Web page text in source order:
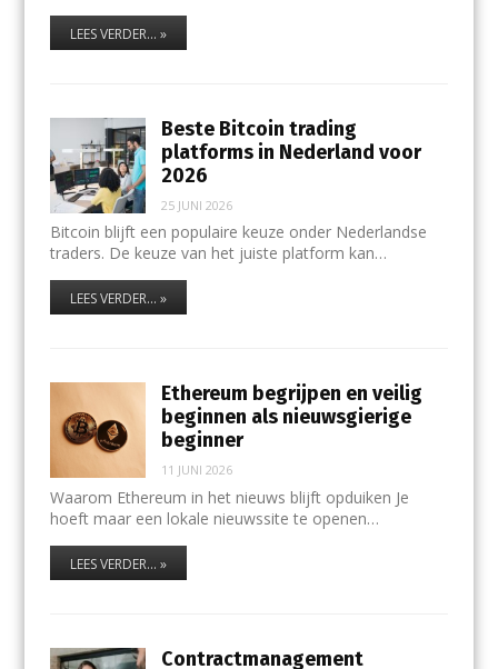
LEES VERDER... »
Beste Bitcoin trading
platforms in Nederland voor
2026
25 JUNI 2026
Bitcoin blijft een populaire keuze onder Nederlandse
traders. De keuze van het juiste platform kan…
LEES VERDER... »
Ethereum begrijpen en veilig
beginnen als nieuwsgierige
beginner
11 JUNI 2026
Waarom Ethereum in het nieuws blijft opduiken Je
hoeft maar een lokale nieuwssite te openen…
LEES VERDER... »
Contractmanagement